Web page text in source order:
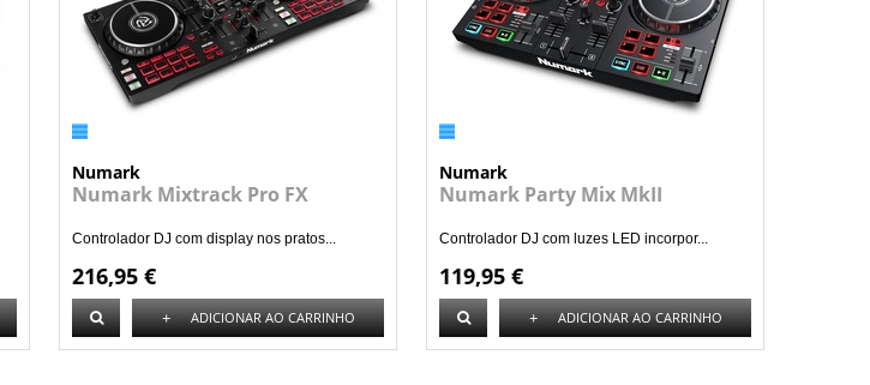
Numark
Numark Mixtrack Pro FX
Controlador DJ com display nos pratos...
216,95 €
+ ADICIONAR AO CARRINHO
Numark
Numark Party Mix MkII
Controlador DJ com luzes LED incorpor...
119,95 €
+ ADICIONAR AO CARRINHO